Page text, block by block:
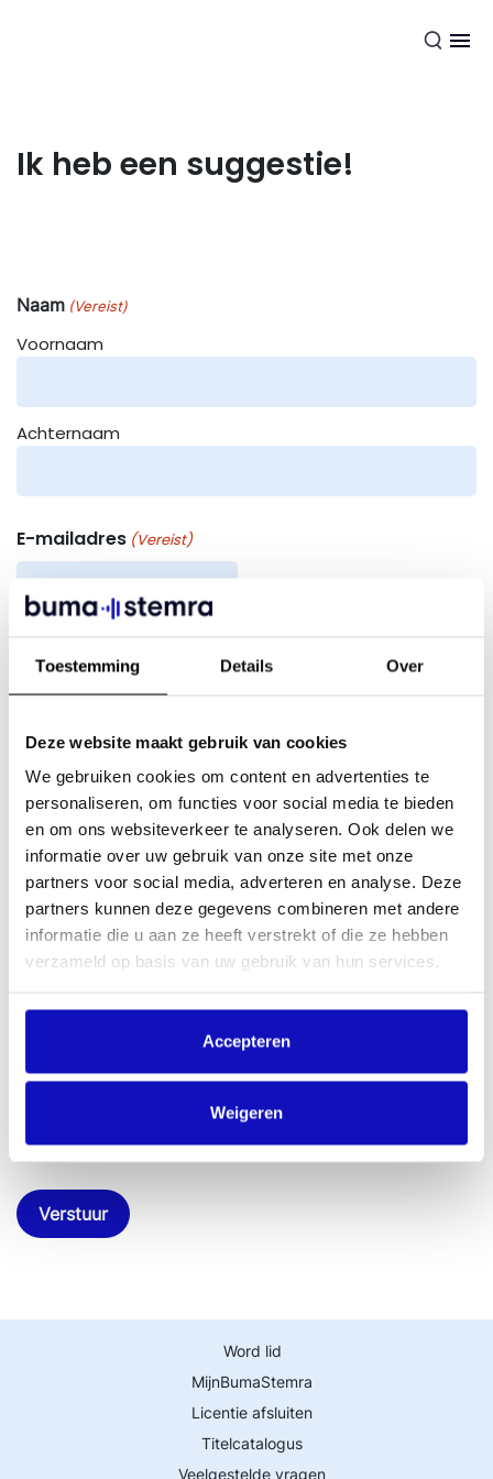
Toestemming Details Over
Deze website maakt gebruik van cookies
We gebruiken cookies om content en advertenties te
personaliseren, om functies voor social media te bieden
en om ons websiteverkeer te analyseren. Ook delen we
informatie over uw gebruik van onze site met onze
partners voor social media, adverteren en analyse. Deze
partners kunnen deze gegevens combineren met andere
informatie die u aan ze heeft verstrekt of die ze hebben
verzameld op basis van uw gebruik van hun services.
Accepteren
Weigeren
Ik heb een suggestie!
Naam (Vereist)
Voornaam
Achternaam
E-mailadres (Vereist)
Onderwerp(Vereist)
0 van 200 max. aantal karakters
Beschrijving
Verstuur
Word lid
MijnBumaStemra
Licentie afsluiten
Titelcatalogus
Veelgestelde vragen